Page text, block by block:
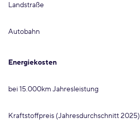
Landstraße
Autobahn
Energiekosten
bei 15.000km Jahresleistung
Kraftstoffpreis (Jahresdurchschnitt 2025)